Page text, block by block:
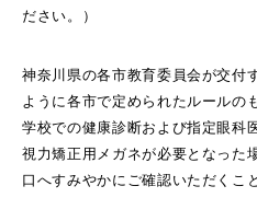
ださい。）
神奈川県の各市教育委員会が交付
ように各市で定められたルールの
学校での健康診断および指定眼科
視力矯正用メガネが必要となった
口へすみやかにご確認いただくこ